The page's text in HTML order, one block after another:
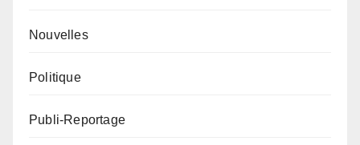
Nouvelles
Politique
Publi-Reportage